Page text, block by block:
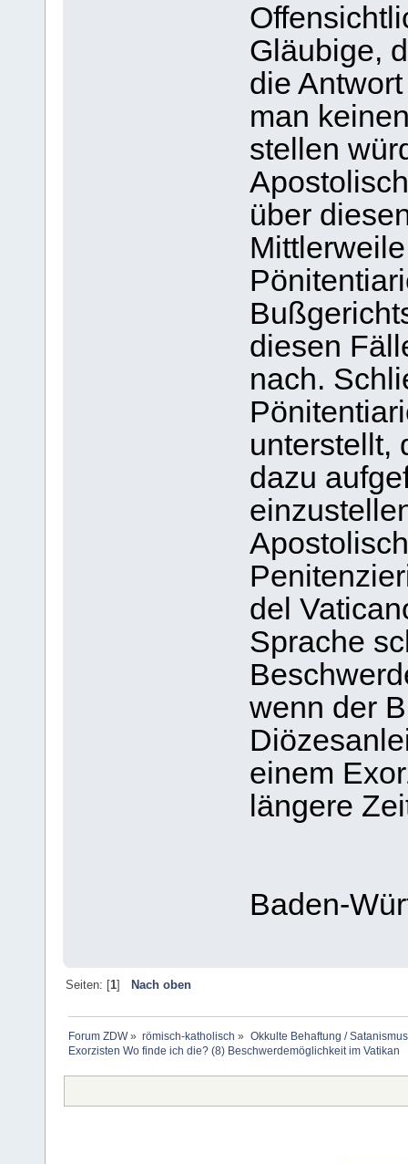
Gläubige,
die
man
stellen
über
diesen
nach.
unterstellt,
dazu
del
Sprache
wenn der
einem
längere
Baden-
Seiten: [1] Nach oben
Forum ZDW» römisch-katholisch » Okkulte Behaftung /
Exorzisten Wo finde ich die? (8) Beschwerdemöglichkeit im Vatikan